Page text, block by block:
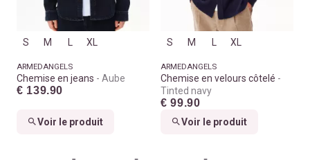
S M XL
ARMEDANGELS
Chemise en jeans Aube
€ 139.90
Voir le produit
S M XL
ARMEDANGELS
Chemise en velours côtelé
Tinted navy
€ 99.90
Voir le produit